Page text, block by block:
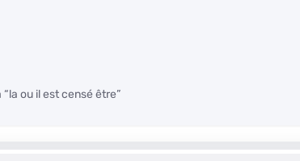
ou il est censé être”